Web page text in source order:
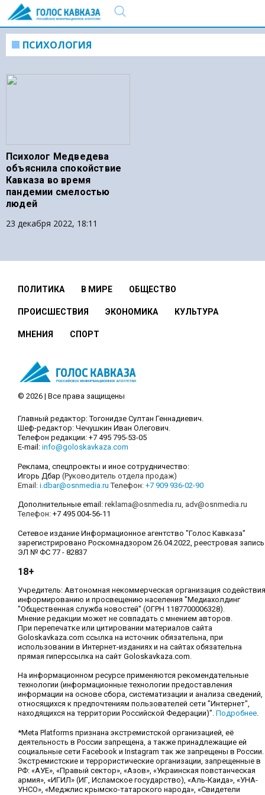
ПСИХОЛОГИЯ
Психолог Медведева
объяснила спокойствие
Кавказа во время
пандемии смелостью
людей
23 декабря 2022, 18:11
ПОЛИТИКА В МИРЕ ОБЩЕСТВО
ПРОИСШЕСТВИЯ ЭКОНОМИКА КУЛЬТУРА
МНЕНИЯ СПОРТ
© 2026 | Все права защищены
Главный редактор: Тогонидзе Султан Геннадиевич.
Шеф-редактор: Чечушкин Иван Олегович.
Телефон редакции: +7 495 795-53-05
E-mail: info@goloskavkaza.com
Реклама, спецпроекты и иное сотрудничество:
Игорь Дбар (Руководитель отдела продаж)
Email: i.dbar@osnmedia.ru Телефон: +7 909 936-02-90
Дополнительные email: reklama@osnmedia.ru, adv@osnmedia.ru
Телефон: +7 495 004-56-11
Сетевое издание Информационное агентство "Голос Кавказа"
зарегистрировано Роскомнадзором 26.04.2022, реестровая запись
ЭЛ № ФС 77 - 82837
18+
Учредитель: Автономная некоммерческая организация содействия
информированию и просвещению населения "Медиахолдинг
"Общественная служба новостей" (ОГРН 1187700006328).
Мнение редакции может не совпадать с мнением авторов.
При перепечатке или цитировании материалов сайта
Goloskavkaza.com ссылка на источник обязательна, при
использовании в Интернет-изданиях и на сайтах обязательна
прямая гиперссылка на сайт Goloskavkaza.com.
На информационном ресурсе применяются рекомендательные
технологии (информационные технологии предоставления
информации на основе сбора, систематизации и анализа сведений,
относящихся к предпочтениям пользователей сети "Интернет",
находящихся на территории Российской Федерации)". Подробнее.
*Meta Platforms признана экстремистской организацией, её
деятельность в России запрещена, а также принадлежащие ей
социальные сети Facebook и Instagram так же запрещены в России.
Экстремистские и террористические организации, запрещенные в
РФ: «АУЕ», «Правый сектор», «Азов», «Украинская повстанческая
армия», «ИГИЛ» (ИГ, Исламское государство), «Аль-Каида», «УНА-
УНСО», «Меджлис крымско-татарского народа», «Свидетели